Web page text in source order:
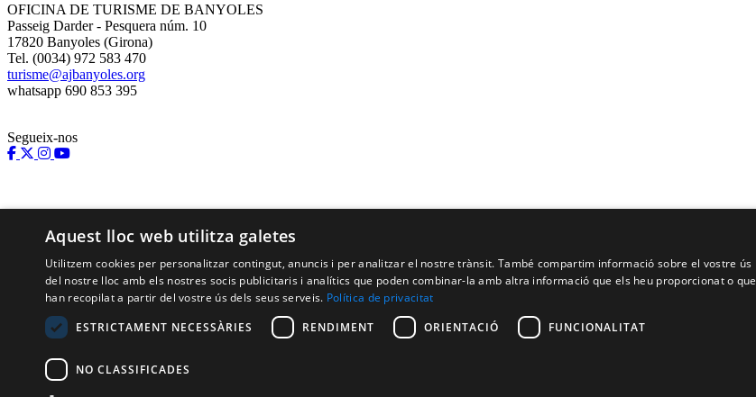
OFICINA DE TURISME DE BANYOLES
Passeig Darder - Pesquera núm. 10
17820 Banyoles (Girona)
Tel. (0034) 972 583 470
turisme@ajbanyoles.org
whatsapp 690 853 395
Segueix-nos
Amb el suport de:
Aquest lloc web utilitza galetes
Utilitzem cookies per personalitzar contingut, anuncis i per analitzar el nostre trànsit. També compartim informació sobre el vostre ús
del nostre lloc amb els nostres socis publicitaris i analítics que poden combinar-la amb altra informació que els heu proporcionat o que
han recopilat a partir del vostre ús dels seus serveis. Política de privacitat
ESTRICTAMENT NECESSÀRIES
RENDIMENT ORIENTACIÓ FUNCIONALITAT
NO CLASSIFICADES